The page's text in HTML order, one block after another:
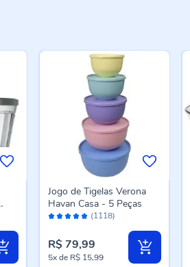
Avaliação: (1118)
Jogo de Tigelas Verona
Havan Casa - 5 Peças
R$ 79,99
5xde R$ 15,99